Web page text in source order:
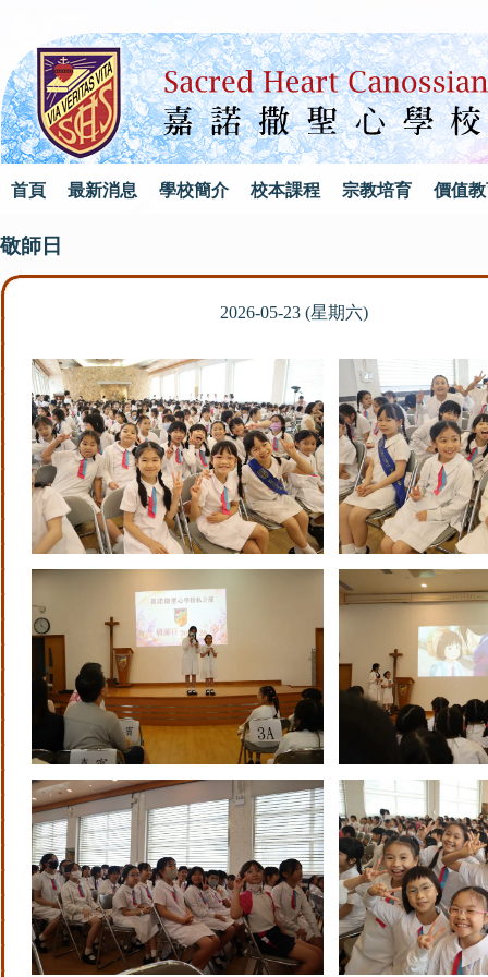
首頁 最新消息 學校簡介 校本課程 宗教培育 價值
敬師日
2026-05-23 (星期六)